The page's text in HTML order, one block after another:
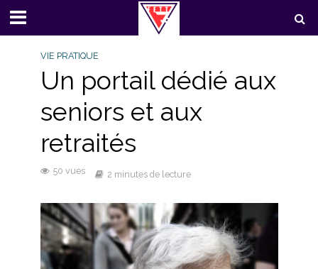
VIE PRATIQUE
Un portail dédié aux
seniors et aux
retraités
50 vues 2 minutes de lecture